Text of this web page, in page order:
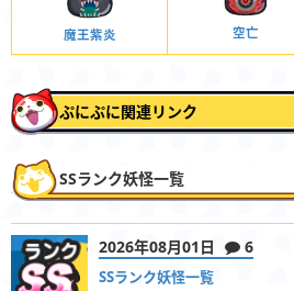
魔王紫炎 空亡
ぷにぷに関連リンク
SSランク妖怪一覧
2026年08月01日 6
SSランク妖怪一覧